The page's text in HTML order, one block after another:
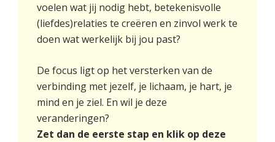
voelen wat jij nodig hebt, betekenisvolle
(liefdes)relaties te creëren en zinvol werk te
doen wat werkelijk bij jou past?
De focus ligt op het versterken van de
verbinding met jezelf, je lichaam, je hart, je
mind en je ziel. En wil je deze
veranderingen?
Zet dan de eerste stap en klik op deze